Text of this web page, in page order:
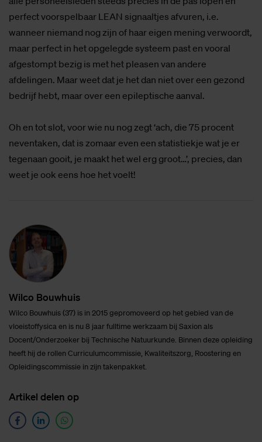
perfect voorspelbaar LEAN signaaltjes afvuren, i.e.
wanneer niemand nog zijn of haar eigen mening verwoordt,
maar perfect in het opgelegde systeem past en vooral
afgestompt bezig is met het pleasen van andere
afdelingen. Maar weet dat je het dan niet over een gezond
bedrijf hebt, maar over een epileptische aanval.
Oh en tot slot, voor wie nu nog zegt ‘ach, die 75 procent
neventaken, dat is zomaar even een statistiekje wat je er
tegenaan gooit, je maakt het wel erg groot…’, precies, dan
weet je ook eens hoe het voelt!
Wil­co Bouw­huis
Wilco Bouwhuis (37) is in 2015 gepromoveerd op het gebied van de
vloeistoffysica en is nu 8 jaar fulltime werkzaam bij Saxion als
Docent/Onderzoeker bij Technische Natuurkunde. Binnen deze opleiding
heeft hij de rollen Curriculumcommissie, Kwaliteitszorg, Roostering en
Opleidingscommissie in zijn takenpakket.
Ar­ti­kel de­len op